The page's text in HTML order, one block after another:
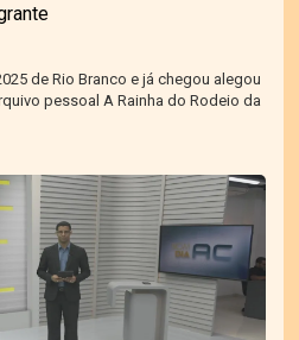
de Rio Branco e já chegou alegou
pessoal A Rainha do Rodeio da